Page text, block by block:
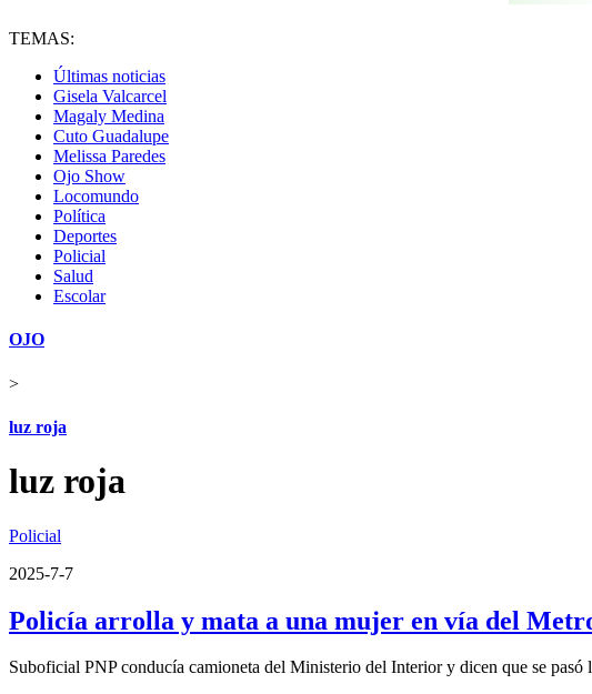
TEMAS:
Últimas noticias
Gisela Valcarcel
Magaly Medina
Cuto Guadalupe
Melissa Paredes
Ojo Show
Locomundo
Política
Deportes
Policial
Salud
Escolar
OJO
>
luz roja
luz roja
Policial
2025-7-7
Policía arrolla y mata a una mujer en vía del
Suboficial PNP conducía camioneta del Ministerio del Interior y dicen que se pasó